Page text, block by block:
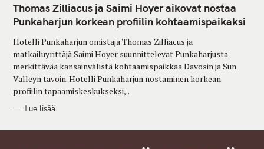
T
E
G
O
I
E
S
Thomas Zilliacus ja Saimi Hoyer aikovat nostaa
Punkaharjun korkean profiilin kohtaamispaikaksi
Hotelli Punkaharjun omistaja Thomas Zilliacus ja
matkailuyrittäjä Saimi Hoyer suunnittelevat Punkaharjusta
merkittävää kansainvälistä kohtaamispaikkaa Davosin ja Sun
Valleyn tavoin. Hotelli Punkaharjun nostaminen korkean
profiilin tapaamiskeskukseksi,..
Lue lisää